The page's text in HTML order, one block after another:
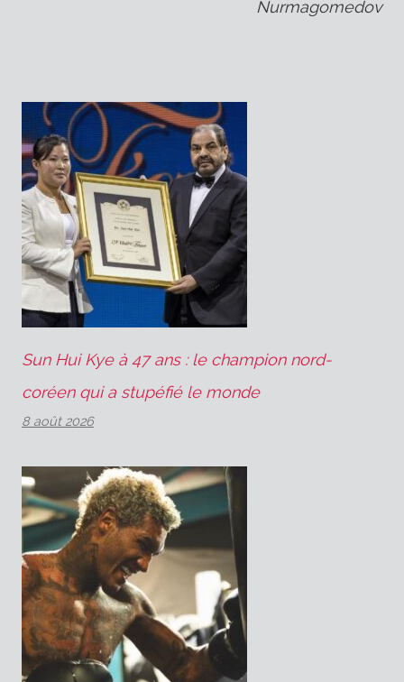
Nurmagomedov
Sun Hui Kye à 47 ans : le champion nord-
coréen qui a stupéfié le monde
8 août 2026